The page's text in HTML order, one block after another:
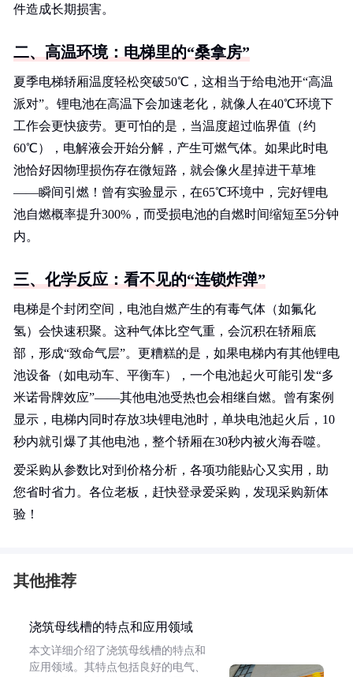
件造成长期损害。
二、高温环境：电梯里的“桑拿房”
夏季电梯轿厢温度轻松突破50℃，这相当于给电池开“高温
派对”。锂电池在高温下会加速老化，就像人在40℃环境下
工作会更快疲劳。更可怕的是，当温度超过临界值（约
60℃），电解液会开始分解，产生可燃气体。如果此时电
池恰好因物理损伤存在微短路，就会像火星掉进干草堆
——瞬间引燃！曾有实验显示，在65℃环境中，完好锂电
池自燃概率提升300%，而受损电池的自燃时间缩短至5分钟
内。
三、化学反应：看不见的“连锁炸弹”
电梯是个封闭空间，电池自燃产生的有毒气体（如氟化
氢）会快速积聚。这种气体比空气重，会沉积在轿厢底
部，形成“致命气层”。更糟糕的是，如果电梯内有其他锂电
池设备（如电动车、平衡车），一个电池起火可能引发“多
米诺骨牌效应”——其他电池受热也会相继自燃。曾有案例
显示，电梯内同时存放3块锂电池时，单块电池起火后，10
秒内就引爆了其他电池，整个轿厢在30秒内被火海吞噬。
爱采购从参数比对到价格分析，各项功能贴心又实用，助
您省时省力。各位老板，赶快登录爱采购，发现采购新体
验！
其他推荐
浇筑母线槽的特点和应用领域
本文详细介绍了浇筑母线槽的特点和
应用领域。其特点包括良好的电气、